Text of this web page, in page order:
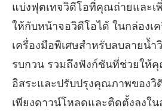
แบ่งฟุตเทจวิดีโอที่คุณถ่ายและเ
ให้กับหน้าจอวิดีโอได้ ในกล่องเ
เครื่องมือพิเศษสำหรับลบลายน้ำ
รบกวน รวมถึงฟังก์ชันที่ช่วยให้
อิสระและปรับปรุงคุณภาพของวิ
เพียงดาวน์โหลดและติดตั้งลงใ